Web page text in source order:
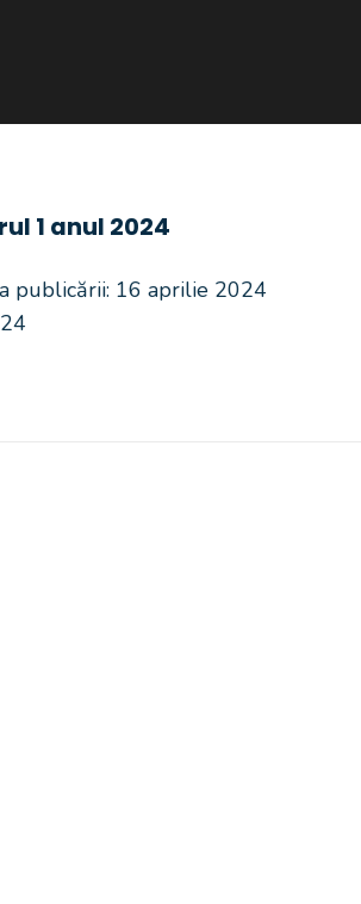
1 anul 2024
publicării: 16 aprilie 2024